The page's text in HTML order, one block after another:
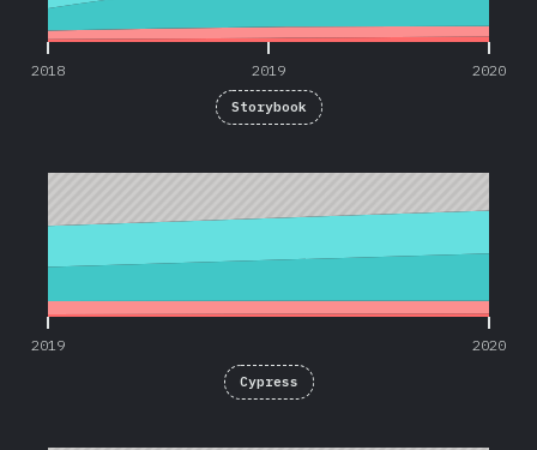
2018 2019 2020
Storybook
2019 2020
Cypress